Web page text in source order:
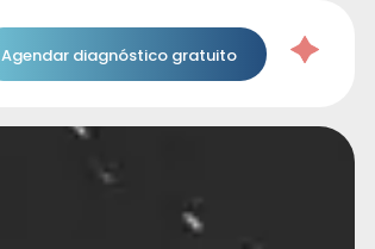
Agendar diagnóstico gratuito